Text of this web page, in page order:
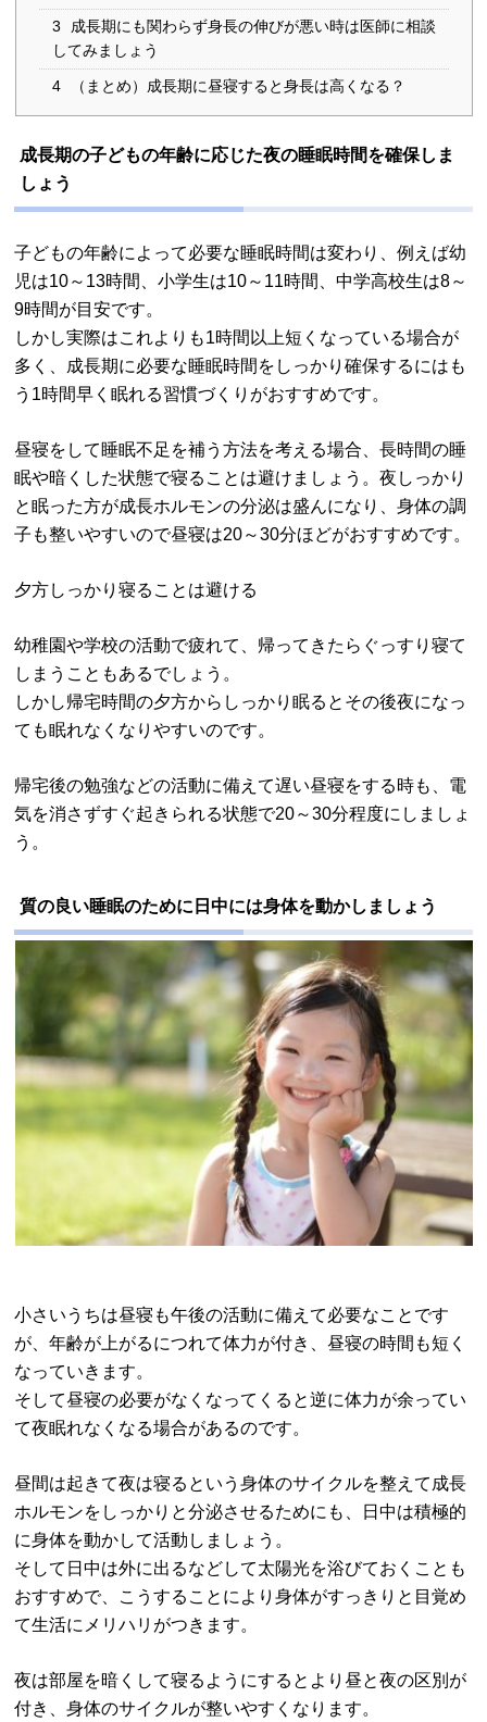
3
成長期にも関わらず身長の伸びが悪い時は医師に相談
してみましょう
4 （まとめ）成長期に昼寝すると身長は高くなる？
成長期の子どもの年齢に応じた夜の睡眠時間を確保しま
しょう
子どもの年齢によって必要な睡眠時間は変わり、例えば幼
児は10～13時間、小学生は10～11時間、中学高校生は8～
9時間が目安です。
しかし実際はこれよりも1時間以上短くなっている場合が
多く、成長期に必要な睡眠時間をしっかり確保するにはも
う1時間早く眠れる習慣づくりがおすすめです。
昼寝をして睡眠不足を補う方法を考える場合、長時間の睡
眠や暗くした状態で寝ることは避けましょう。夜しっかり
と眠った方が成長ホルモンの分泌は盛んになり、身体の調
子も整いやすいので昼寝は20～30分ほどがおすすめです。
夕方しっかり寝ることは避ける
幼稚園や学校の活動で疲れて、帰ってきたらぐっすり寝て
しまうこともあるでしょう。
しかし帰宅時間の夕方からしっかり眠るとその後夜になっ
ても眠れなくなりやすいのです。
帰宅後の勉強などの活動に備えて遅い昼寝をする時も、電
気を消さずすぐ起きられる状態で20～30分程度にしましょ
う。
質の良い睡眠のために日中には身体を動かしましょう
小さいうちは昼寝も午後の活動に備えて必要なことです
が、年齢が上がるにつれて体力が付き、昼寝の時間も短く
なっていきます。
そして昼寝の必要がなくなってくると逆に体力が余ってい
て夜眠れなくなる場合があるのです。
昼間は起きて夜は寝るという身体のサイクルを整えて成長
ホルモンをしっかりと分泌させるためにも、日中は積極的
に身体を動かして活動しましょう。
そして日中は外に出るなどして太陽光を浴びておくことも
おすすめで、こうすることにより身体がすっきりと目覚め
て生活にメリハリがつきます。
夜は部屋を暗くして寝るようにするとより昼と夜の区別が
付き、身体のサイクルが整いやすくなります。